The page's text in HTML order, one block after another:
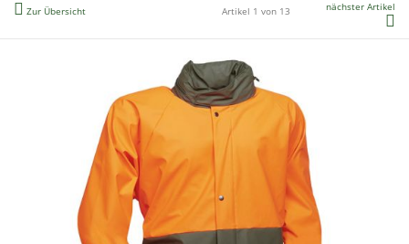
Zur Übersicht Artikel 1 von 13 nächster Artikel